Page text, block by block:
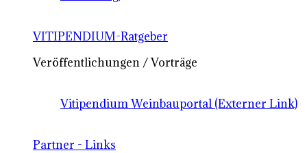
VITIPENDIUM-Ratgeber
Veröffentlichungen / Vorträge
Vitipendium Weinbauportal (Externer Link)
Partner - Links